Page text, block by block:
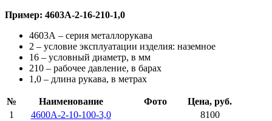
Пример: 4603А-2-16-210-1,0
4603А – серия металлорукава
2 – условие эксплуатации изделия: наземное
16 – условный диаметр, в мм
210 – рабочее давление, в барах
1,0 – длина рукава, в метрах
№ Наименование Фото
Цена, руб.
1
4600А-2-10-100-3,0 8100